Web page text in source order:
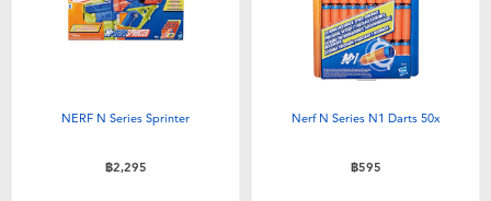
NERF N Series Sprinter
฿2,295
Nerf N Series N1 Darts 50x
฿595